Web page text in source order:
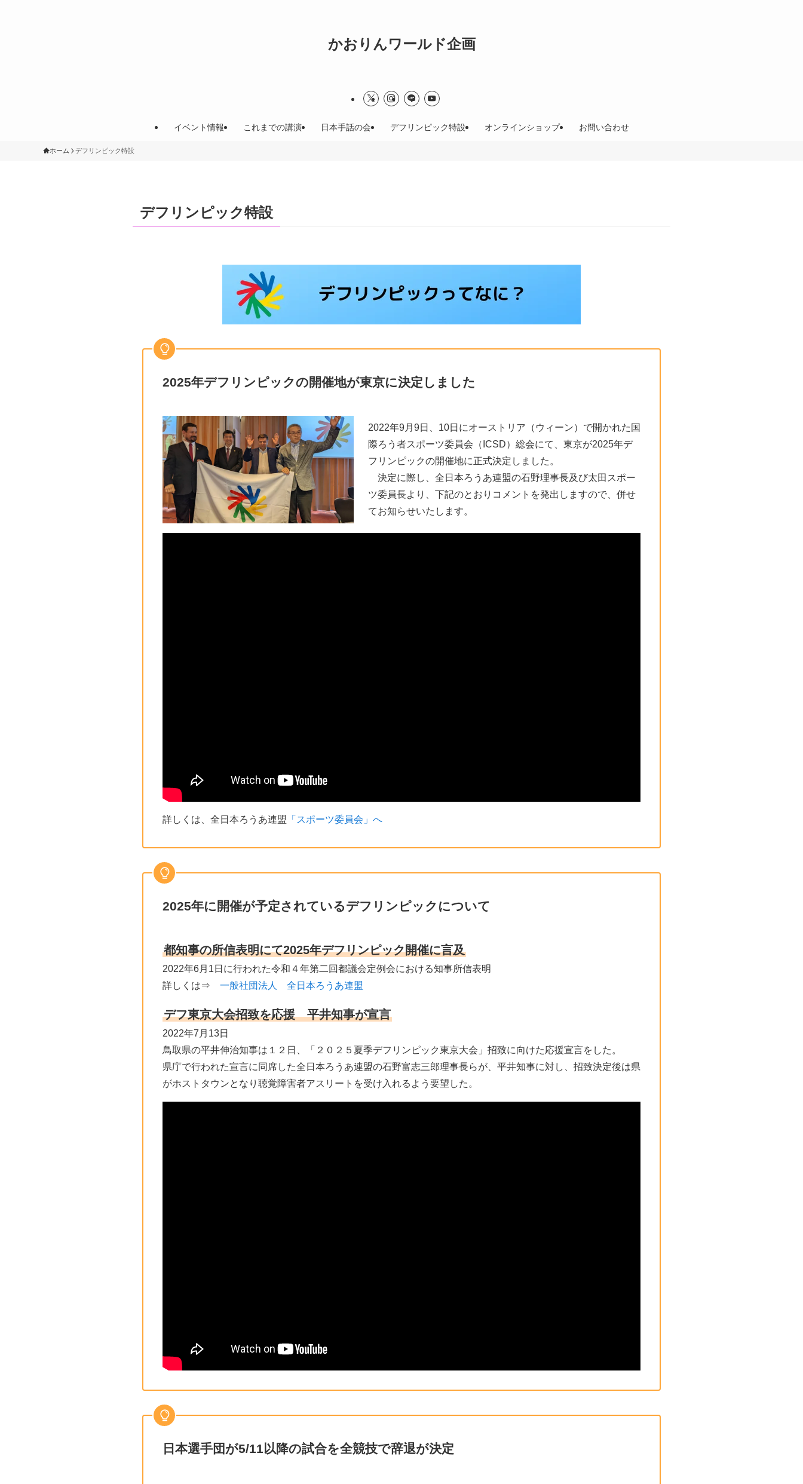
かおりんワールド企画
イベント情報 これまでの講演 日本手話の会 デフリンピック特設 オンラインショップ お問い合わせ
ホーム デフリンピック特設
デフリンピック特設
2025年デフリンピックの開催地が東京に決定しました
2022年9月9日、10日にオーストリア（ウィーン）で開かれた国
際ろう者スポーツ委員会（ICSD）総会にて、東京が2025年デ
フリンピックの開催地に正式決定しました。
決定に際し、全日本ろうあ連盟の石野理事長及び太田スポー
ツ委員長より、下記のとおりコメントを発出しますので、併せ
てお知らせいたします。
詳しくは、全日本ろうあ連盟 「スポーツ委員会」へ
2025年に開催が予定されているデフリンピックについて
都知事の所信表明にて2025年デフリンピック開催に言及
2022年6月1日に行われた令和４年第二回都議会定例会における知事所信表明
詳しくは⇒ 一般社団法人 全日本ろうあ連盟
デフ東京大会招致を応援 平井知事が宣言
2022年7月13日
鳥取県の平井伸治知事は１２日、「２０２５夏季デフリンピック東京大会」招致に向けた応援宣言をした。
県庁で行われた宣言に同席した全日本ろうあ連盟の石野富志三郎理事長らが、平井知事に対し、招致決定後は県
がホストタウンとなり聴覚障害者アスリートを受け入れるよう要望した。
日本選手団が5/11以降の試合を全競技で辞退が決定